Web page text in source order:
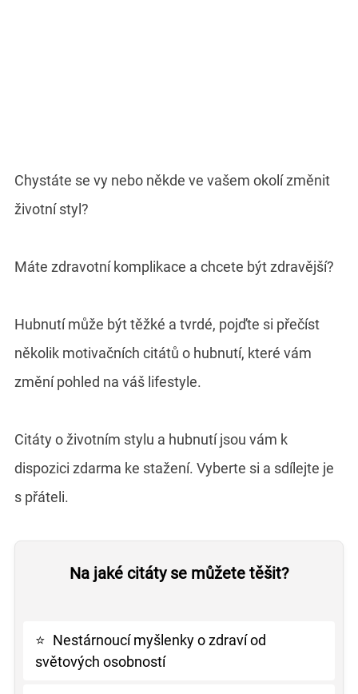
Chystáte se vy nebo někde ve vašem okolí změnit
životní styl?
Máte zdravotní komplikace a chcete být zdravější?
Hubnutí může být těžké a tvrdé, pojďte si přečíst
několik motivačních citátů o hubnutí, které vám
změní pohled na váš lifestyle.
Citáty o životním stylu a hubnutí jsou vám k
dispozici zdarma ke stažení. Vyberte si a sdílejte je
s přáteli.
Na jaké citáty se můžete těšit?
⭐ Nestárnoucí myšlenky o zdraví od
světových osobností